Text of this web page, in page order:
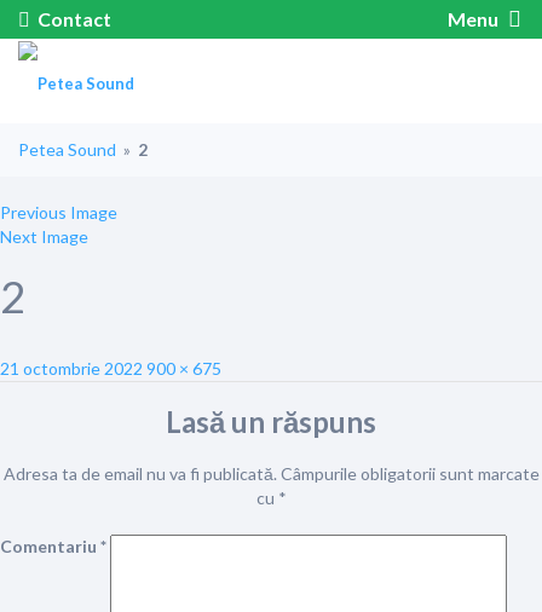
Contact Menu
Petea Sound » 2
Previous Image
Next Image
2
Posted
21 octombrie 2022 Full
900 × 675
Lasă un răspuns
Adresa ta de email nu va fi publicată. Câmpurile obligatorii sunt marcate
cu *
Comentariu *